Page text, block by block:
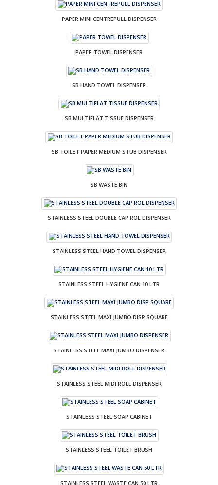
PAPER MINI CENTREPULL DISPENSER
PAPER TOWEL DISPENSER
SB HAND TOWEL DISPENSER
SB MULTIFLAT TISSUE DISPENSER
SB TOILET PAPER MEDIUM STUB DISPENSER
SB WASTE BIN
STAINLESS STEEL DOUBLE CAP ROL DISPENSER
STAINLESS STEEL HAND TOWEL DISPENSER
STAINLESS STEEL HYGIENE CAN 10 LTR
STAINLESS STEEL MAXI JUMBO DISP SQUARE
STAINLESS STEEL MAXI JUMBO DISPENSER
STAINLESS STEEL MIDI ROLL DISPENSER
STAINLESS STEEL SOAP CABINET
STAINLESS STEEL TOILET BRUSH
STAINLESS STEEL WASTE CAN 50 LTR